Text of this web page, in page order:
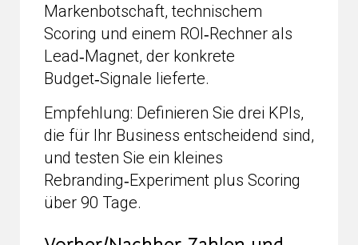
Markenbotschaft, technischem
Scoring und einem ROI‑Rechner als
Lead‑Magnet, der konkrete
Budget‑Signale lieferte.
Empfehlung: Definieren Sie drei KPIs,
die für Ihr Business entscheidend sind,
und testen Sie ein kleines
Rebranding‑Experiment plus Scoring
über 90 Tage.